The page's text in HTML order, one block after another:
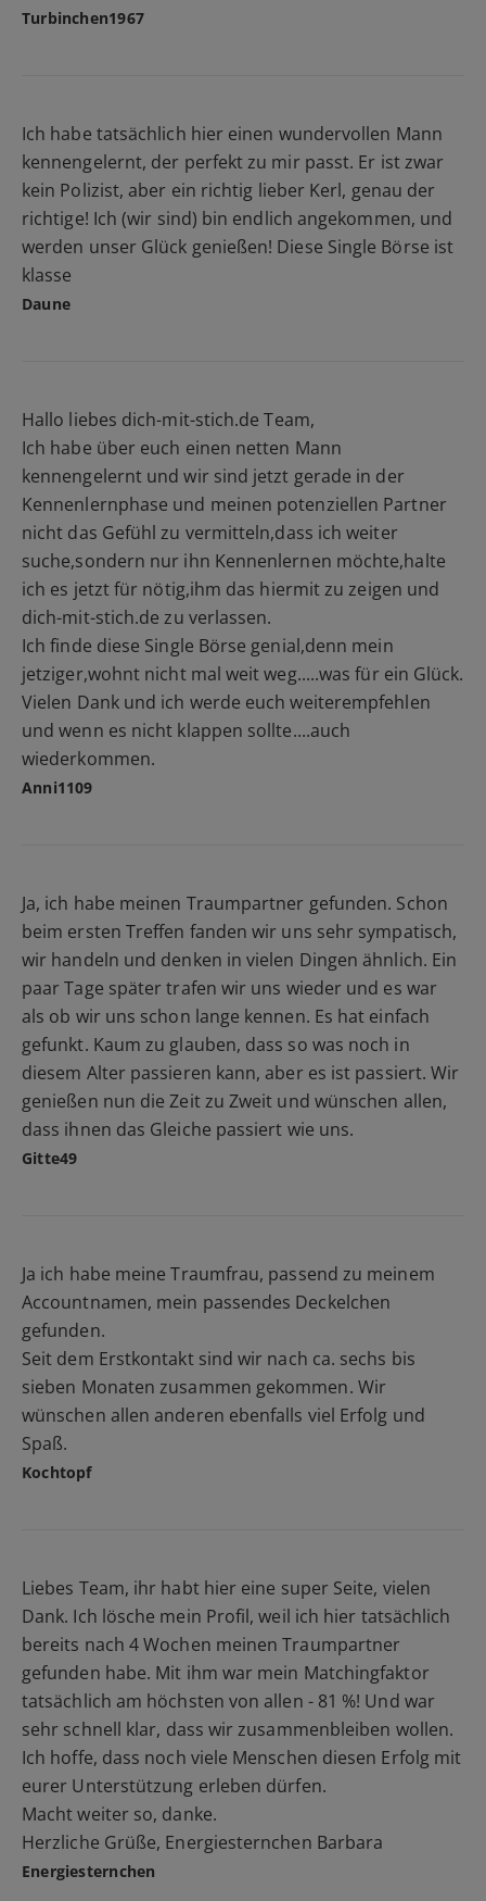
Turbinchen1967
Ich habe tatsächlich hier einen wundervollen Mann
kennengelernt, der perfekt zu mir passt. Er ist zwar
kein Polizist, aber ein richtig lieber Kerl, genau der
richtige! Ich (wir sind) bin endlich angekommen, und
werden unser Glück genießen! Diese Single Börse ist
klasse
Daune
Hallo liebes dich-mit-stich.de Team,
Ich habe über euch einen netten Mann
kennengelernt und wir sind jetzt gerade in der
Kennenlernphase und meinen potenziellen Partner
nicht das Gefühl zu vermitteln,dass ich weiter
suche,sondern nur ihn Kennenlernen möchte,halte
ich es jetzt für nötig,ihm das hiermit zu zeigen und
dich-mit-stich.de zu verlassen.
Ich finde diese Single Börse genial,denn mein
jetziger,wohnt nicht mal weit weg.....was für ein Glück.
Vielen Dank und ich werde euch weiterempfehlen
und wenn es nicht klappen sollte....auch
wiederkommen.
Anni1109
Ja, ich habe meinen Traumpartner gefunden. Schon
beim ersten Treffen fanden wir uns sehr sympatisch,
wir handeln und denken in vielen Dingen ähnlich. Ein
paar Tage später trafen wir uns wieder und es war
als ob wir uns schon lange kennen. Es hat einfach
gefunkt. Kaum zu glauben, dass so was noch in
diesem Alter passieren kann, aber es ist passiert. Wir
genießen nun die Zeit zu Zweit und wünschen allen,
dass ihnen das Gleiche passiert wie uns.
Gitte49
Ja ich habe meine Traumfrau, passend zu meinem
Accountnamen, mein passendes Deckelchen
gefunden.
Seit dem Erstkontakt sind wir nach ca. sechs bis
sieben Monaten zusammen gekommen. Wir
wünschen allen anderen ebenfalls viel Erfolg und
Spaß.
Kochtopf
Liebes Team, ihr habt hier eine super Seite, vielen
Dank. Ich lösche mein Profil, weil ich hier tatsächlich
bereits nach 4 Wochen meinen Traumpartner
gefunden habe. Mit ihm war mein Matchingfaktor
tatsächlich am höchsten von allen - 81 %! Und war
sehr schnell klar, dass wir zusammenbleiben wollen.
Ich hoffe, dass noch viele Menschen diesen Erfolg mit
eurer Unterstützung erleben dürfen.
Macht weiter so, danke.
Herzliche Grüße, Energiesternchen Barbara
Energiesternchen